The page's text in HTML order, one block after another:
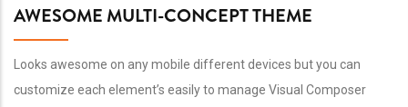
AWESOME MULTI-CONCEPT THEME
Looks awesome on any mobile different devices but you can
customize each element’s easily to manage Visual Composer